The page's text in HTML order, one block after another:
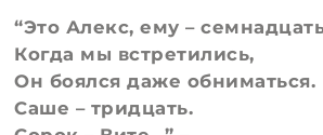
“Это Алекс, ему –
Когда мы встретились,
Он боялся даже обниматься.
Саше – тридцать.